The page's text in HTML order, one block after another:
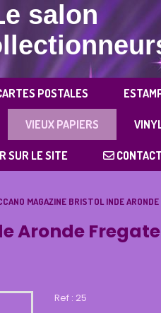
salon
POSTALES
VIEUX PAPIERS
SUR LE SITE CONTACT
MAGAZINE BRISTOL INDE
Aronde
Ref : 25